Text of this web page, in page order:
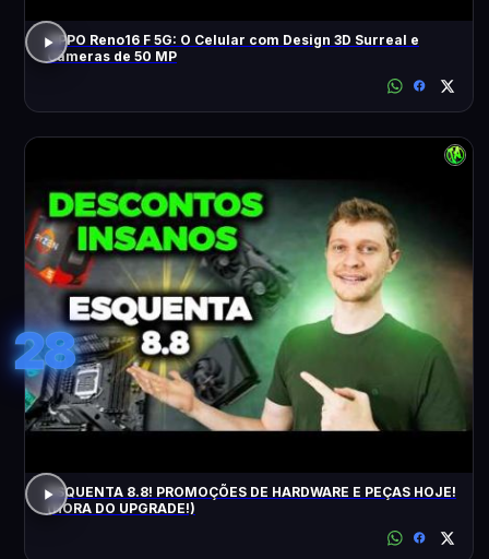
OPPO Reno16 F 5G: O Celular com Design 3D Surreal e
Câmeras de 50 MP
28
ESQUENTA 8.8! PROMOÇÕES DE HARDWARE E PEÇAS HOJE!
(HORA DO UPGRADE!)